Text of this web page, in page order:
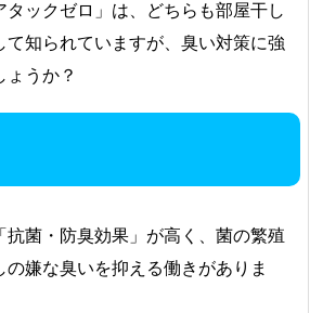
タックゼロ」は、どちらも部屋干し
て知られていますが、臭い対策に強
うか？
抗菌・防臭効果」が高く、菌の繁殖
嫌な臭いを抑える働きがありま